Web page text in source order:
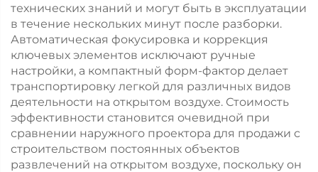
технических знаний и могут быть в эксплуатации
в течение нескольких минут после разборки.
Автоматическая фокусировка и коррекция
ключевых элементов исключают ручные
настройки, а компактный форм-фактор делает
транспортировку легкой для различных видов
деятельности на открытом воздухе. Стоимость
эффективности становится очевидной при
сравнении наружного проектора для продажи с
строительством постоянных объектов
развлечений на открытом воздухе, поскольку он